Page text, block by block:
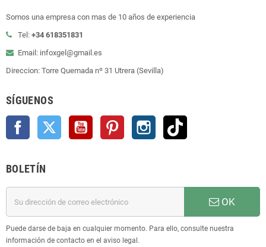
Somos una empresa con mas de 10 años de experiencia
Tel: +34 618351831
Email: infoxgel@gmail.es
Direccion: Torre Quemada nº 31 Utrera (Sevilla)
SÍGUENOS
Facebook Twitter YouTube Pinterest Instagram
BOLETÍN
OK
Puede darse de baja en cualquier momento. Para ello, consulte nuestra
información de contacto en el aviso legal.